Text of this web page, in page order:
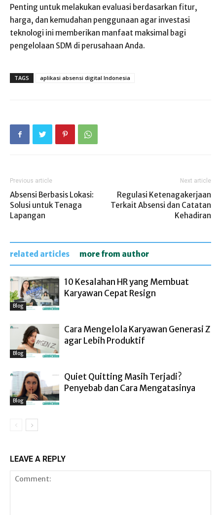
Penting untuk melakukan evaluasi berdasarkan fitur,
harga, dan kemudahan penggunaan agar investasi
teknologi ini memberikan manfaat maksimal bagi
pengelolaan SDM di perusahaan Anda.
TAGS aplikasi absensi digital Indonesia
Previous article
Absensi Berbasis Lokasi:
Solusi untuk Tenaga
Lapangan
Next article
Regulasi Ketenagakerjaan
Terkait Absensi dan Catatan
Kehadiran
related articles more from author
Blog
10 Kesalahan HR yang Membuat
Karyawan Cepat Resign
Blog
Cara Mengelola Karyawan Generasi Z
agar Lebih Produktif
Blog
Quiet Quitting Masih Terjadi?
Penyebab dan Cara Mengatasinya
LEAVE A REPLY